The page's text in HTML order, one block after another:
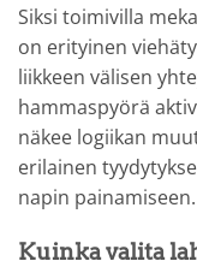
Siksi toimivilla
on erityinen
liikkeen välisen
hammaspyörä
näkee logiikan
erilainen
napin painamiseen.
Kuinka valita